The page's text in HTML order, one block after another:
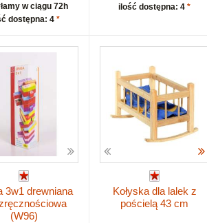
w ciągu 72h
dostępna: 4 *
ilość dostępna: 4 *
3w1 drewniana
(W96)
Kołyska dla lalek z
pościelą 43 cm